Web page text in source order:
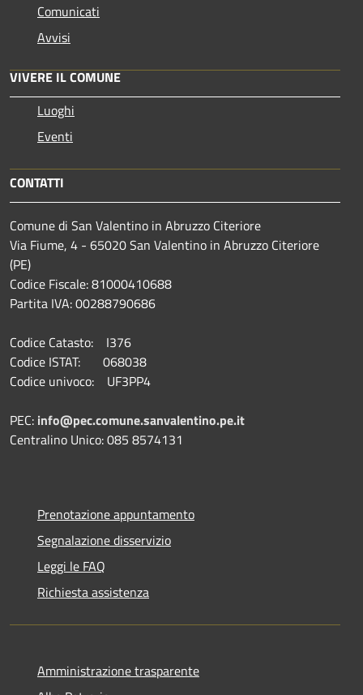
Comunicati
Avvisi
VIVERE IL COMUNE
Luoghi
Eventi
CONTATTI
Comune di San Valentino in Abruzzo Citeriore
Via Fiume, 4 - 65020 San Valentino in Abruzzo Citeriore
(PE)
Codice Fiscale: 81000410688
Partita IVA: 00288790686
Codice Catasto: I376
Codice ISTAT: 068038
Codice univoco: UF3PP4
PEC: info@pec.comune.sanvalentino.pe.it
Centralino Unico: 085 8574131
Prenotazione appuntamento
Segnalazione disservizio
Leggi le FAQ
Richiesta assistenza
Amministrazione trasparente